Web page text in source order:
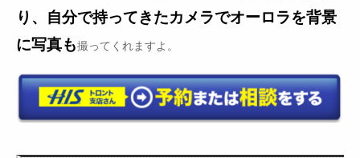
り、自分で持ってきたカメラでオーロラを背景
に写真も撮ってくれますよ。